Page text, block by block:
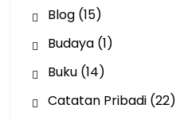
Blog(15)
Budaya(1)
Buku(14)
Catatan Pribadi(22)